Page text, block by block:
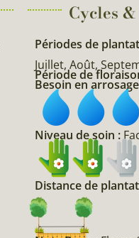
Cycles
Périodes de
Juillet, Août,
Période de
Besoin en
Niveau de soin :
Distance de